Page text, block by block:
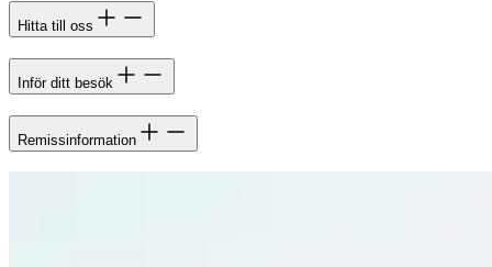
Hitta till oss
Inför ditt besök
Remissinformation